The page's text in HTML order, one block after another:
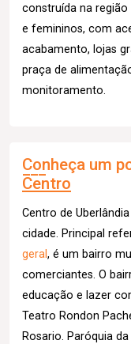
construída na
e femininos, com
acabamento, lojas
praça de
monitoramento.
Conheça um
Centro
Centro de
cidade. Principal
geral, é um bairro
comerciantes. O
educação e lazer
Teatro Rondon
Rosario. Paróquia